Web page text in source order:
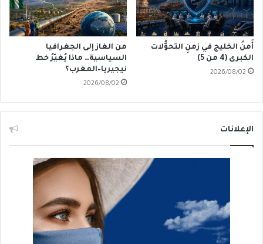
أَمنُ الخليج في زمنِ التحوُّلات
الكبرى (4 من 5)
2026/08/02
من الغاز إلى الجغرافيا
السياسية… ماذا يُغيّرُ خط
نيجيريا–المغرب؟
2026/08/02
الإعلانات